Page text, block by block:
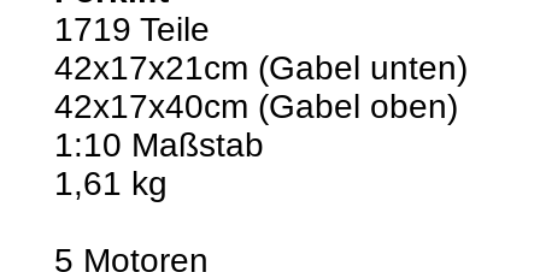
1719 Teile
42x17x21cm (Gabel unten)
42x17x40cm (Gabel oben)
1:10 Maßstab
1,61 kg
5 Motoren